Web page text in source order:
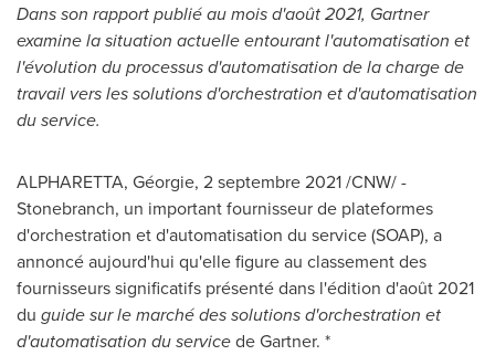
Dans son rapport publié au mois d'août 2021, Gartner
examine la situation actuelle entourant l'automatisation et
l'évolution du processus d'automatisation de la charge de
travail vers les solutions d'orchestration et d'automatisation
du service.
ALPHARETTA, Géorgie, 2 septembre 2021 /CNW/ -
Stonebranch, un important fournisseur de plateformes
d'orchestration et d'automatisation du service (SOAP), a
annoncé aujourd'hui qu'elle figure au classement des
fournisseurs significatifs présenté dans l'édition d'août 2021
du guide sur le marché des solutions d'orchestration et
d'automatisation du servicede Gartner. *